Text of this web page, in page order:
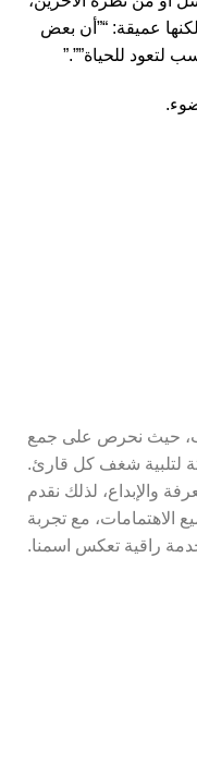
عميقة: “”أن بعض
لتعود للحياة””.”
حيث نحرص على جمع
لتلبية شغف كل قارئ.
والإبداع، لذلك نقدم
مع تجربة
راقية تعكس اسمنا.